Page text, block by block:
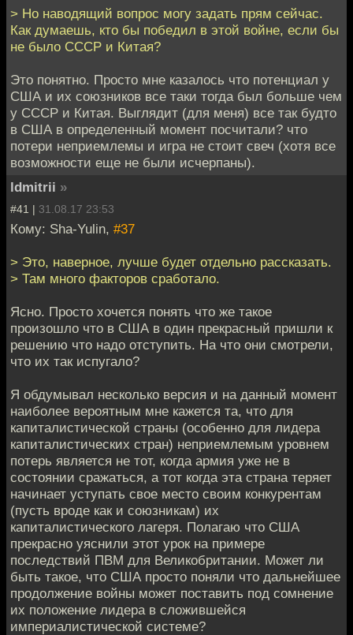
> Но наводящий вопрос могу задать прям сейчас.
Как думаешь, кто бы победил в этой войне, если бы
не было СССР и Китая?
Это понятно. Просто мне казалось что потенциал у
США и их союзников все таки тогда был больше чем
у СССР и Китая. Выглядит (для меня) все так будто
в США в определенный момент посчитали? что
потери неприемлемы и игра не стоит свеч (хотя все
возможности еще не были исчерпаны).
ldmitrii »
#41 | 31.08.17 23:53
Кому: Sha-Yulin, #37
> Это, наверное, лучше будет отдельно рассказать.
> Там много факторов сработало.
Ясно. Просто хочется понять что же такое
произошло что в США в один прекрасный пришли к
решению что надо отступить. На что они смотрели,
что их так испугало?
Я обдумывал несколько версия и на данный момент
наиболее вероятным мне кажется та, что для
капиталистической страны (особенно для лидера
капиталистических стран) неприемлемым уровнем
потерь является не тот, когда армия уже не в
состоянии сражаться, а тот когда эта страна теряет
начинает уступать свое место своим конкурентам
(пусть вроде как и союзникам) их
капиталистического лагеря. Полагаю что США
прекрасно уяснили этот урок на примере
последствий ПВМ для Великобритании. Может ли
быть такое, что США просто поняли что дальнейшее
продолжение войны может поставить под сомнение
их положение лидера в сложившейся
империалистической системе?